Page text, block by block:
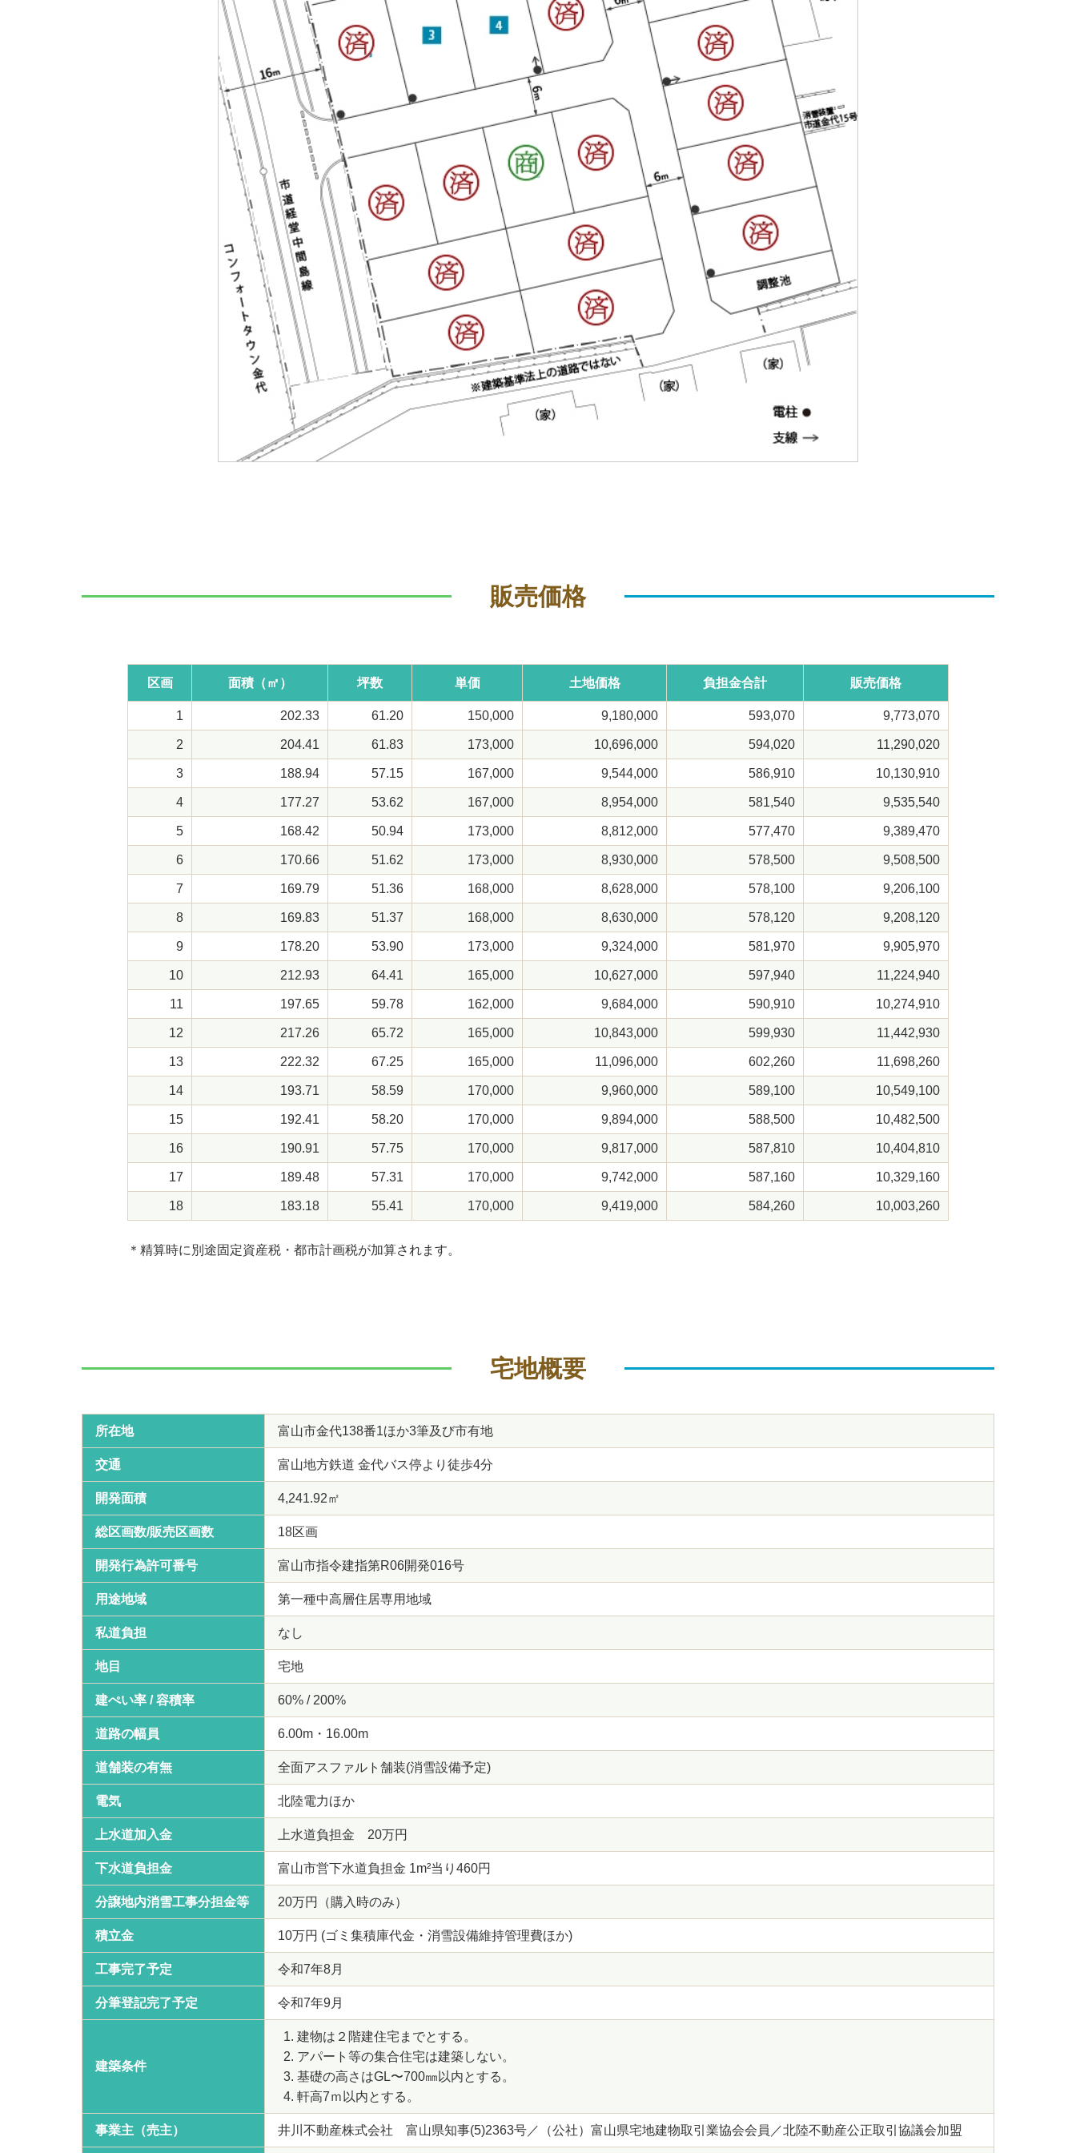
販売価格
区画 面積（㎡） 坪数 単価 土地価格 負担金合計 販売価格
1 202.33 61.20 150,000 9,180,000 593,070 9,773,070
2 204.41 61.83 173,000 10,696,000 594,020 11,290,020
3 188.94 57.15 167,000 9,544,000 586,910 10,130,910
4 177.27 53.62 167,000 8,954,000 581,540 9,535,540
5 168.42 50.94 173,000 8,812,000 577,470 9,389,470
6 170.66 51.62 173,000 8,930,000 578,500 9,508,500
7 169.79 51.36 168,000 8,628,000 578,100 9,206,100
8 169.83 51.37 168,000 8,630,000 578,120 9,208,120
9 178.20 53.90 173,000 9,324,000 581,970 9,905,970
10 212.93 64.41 165,000 10,627,000 597,940 11,224,940
11 197.65 59.78 162,000 9,684,000 590,910 10,274,910
12 217.26 65.72 165,000 10,843,000 599,930 11,442,930
13 222.32 67.25 165,000 11,096,000 602,260 11,698,260
14 193.71 58.59 170,000 9,960,000 589,100 10,549,100
15 192.41 58.20 170,000 9,894,000 588,500 10,482,500
16 190.91 57.75 170,000 9,817,000 587,810 10,404,810
17 189.48 57.31 170,000 9,742,000 587,160 10,329,160
18 183.18 55.41 170,000 9,419,000 584,260 10,003,260
＊精算時に別途固定資産税・都市計画税が加算されます。
宅地概要
所在地 富山市金代138番1ほか3筆及び市有地
交通 富山地方鉄道 金代バス停より徒歩4分
開発面積 4,241.92㎡
総区画数/販売区画数 18区画
開発行為許可番号 富山市指令建指第R06開発016号
用途地域 第一種中高層住居専用地域
私道負担 なし
地目 宅地
建ぺい率 / 容積率 60% / 200%
道路の幅員 6.00m・16.00m
道舗装の有無 全面アスファルト舗装(消雪設備予定)
電気 北陸電力ほか
上水道加入金 上水道負担金 20万円
下水道負担金 富山市営下水道負担金 1m²当り460円
分譲地内消雪工事分担金等 20万円（購入時のみ）
積立金 10万円 (ゴミ集積庫代金・消雪設備維持管理費ほか)
工事完了予定 令和7年8月
分筆登記完了予定 令和7年9月
建築条件
建物は２階建住宅までとする。
アパート等の集合住宅は建築しない。
基礎の⾼さはGL〜700㎜以内とする。
軒⾼7ｍ以内とする。
事業主（売主） 井川不動産株式会社 富山県知事(5)2363号／（公社）富山県宅地建物取引業協会会員／北陸不動産公正取引協議会加盟